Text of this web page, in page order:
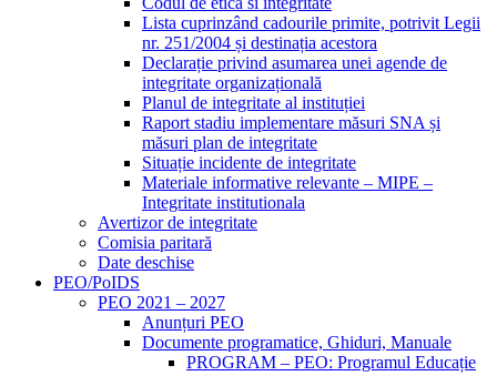
Lista cuprinzând cadourile primite, potrivit Legii
nr. 251/2004 și destinația acestora
Declarație privind asumarea unei agende de
integritate organizațională
Planul de integritate al instituției
Raport stadiu implementare măsuri SNA și
măsuri plan de integritate
Situație incidente de integritate
Materiale informative relevante – MIPE –
Integritate institutionala
Avertizor de integritate
Comisia paritară
Date deschise
PEO/PoIDS
PEO 2021 – 2027
Anunțuri PEO
Documente programatice, Ghiduri, Manuale
PROGRAM – PEO: Programul Educație